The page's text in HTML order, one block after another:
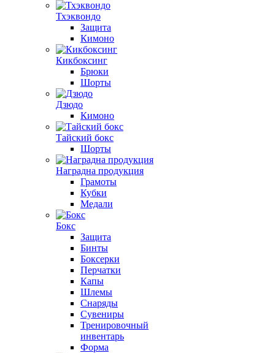
Тхэквондо
Защита
Кимоно
Кикбоксинг
Брюки
Шорты
Дзюдо
Кимоно
Тайский бокс
Шорты
Наградна продукция
Грамоты
Кубки
Медали
Бокс
Защита
Бинты
Боксерки
Перчатки
Капы
Шлемы
Снаряды
Сувениры
Тренировочный
инвентарь
Форма